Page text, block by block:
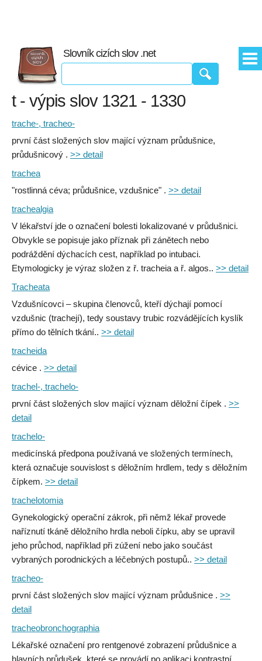
Slovník cizích slov .net
t - výpis slov 1321 - 1330
trache-, tracheo-
první část složených slov mající význam průdušnice,
průdušnicový . >> detail
trachea
"rostlinná céva; průdušnice, vzdušnice" . >> detail
trachealgia
V lékařství jde o označení bolesti lokalizované v průdušnici.
Obvykle se popisuje jako příznak při zánětech nebo
podráždění dýchacích cest, například po intubaci.
Etymologicky je výraz složen z ř. tracheia a ř. algos.. >> detail
Tracheata
Vzdušnícovci – skupina členovců, kteří dýchají pomocí
vzdušnic (trachejí), tedy soustavy trubic rozvádějících kyslík
přímo do tělních tkání.. >> detail
tracheida
cévice . >> detail
trachel-, trachelo-
první část složených slov mající význam děložní čípek . >>
detail
trachelo-
medicínská předpona používaná ve složených termínech,
která označuje souvislost s děložním hrdlem, tedy s děložním
čípkem. >> detail
trachelotomia
Gynekologický operační zákrok, při němž lékař provede
naříznutí tkáně děložního hrdla neboli čípku, aby se upravil
jeho průchod, například při zúžení nebo jako součást
vybraných porodnických a léčebných postupů.. >> detail
tracheo-
první část složených slov mající význam průdušnice . >>
detail
tracheobronchographia
Lékařské označení pro rentgenové zobrazení průdušnice a
hlavních průdušek, které se provádí po aplikaci kontrastní